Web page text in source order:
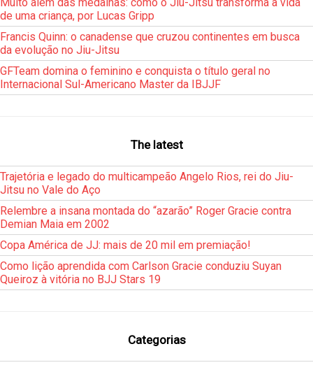
Muito além das medalhas: como o Jiu-Jitsu transforma a vida
de uma criança, por Lucas Gripp
Francis Quinn: o canadense que cruzou continentes em busca
da evolução no Jiu-Jitsu
GFTeam domina o feminino e conquista o título geral no
Internacional Sul-Americano Master da IBJJF
The latest
Trajetória e legado do multicampeão Angelo Rios, rei do Jiu-
Jitsu no Vale do Aço
Relembre a insana montada do “azarão” Roger Gracie contra
Demian Maia em 2002
Copa América de JJ: mais de 20 mil em premiação!
Como lição aprendida com Carlson Gracie conduziu Suyan
Queiroz à vitória no BJJ Stars 19
Categorias